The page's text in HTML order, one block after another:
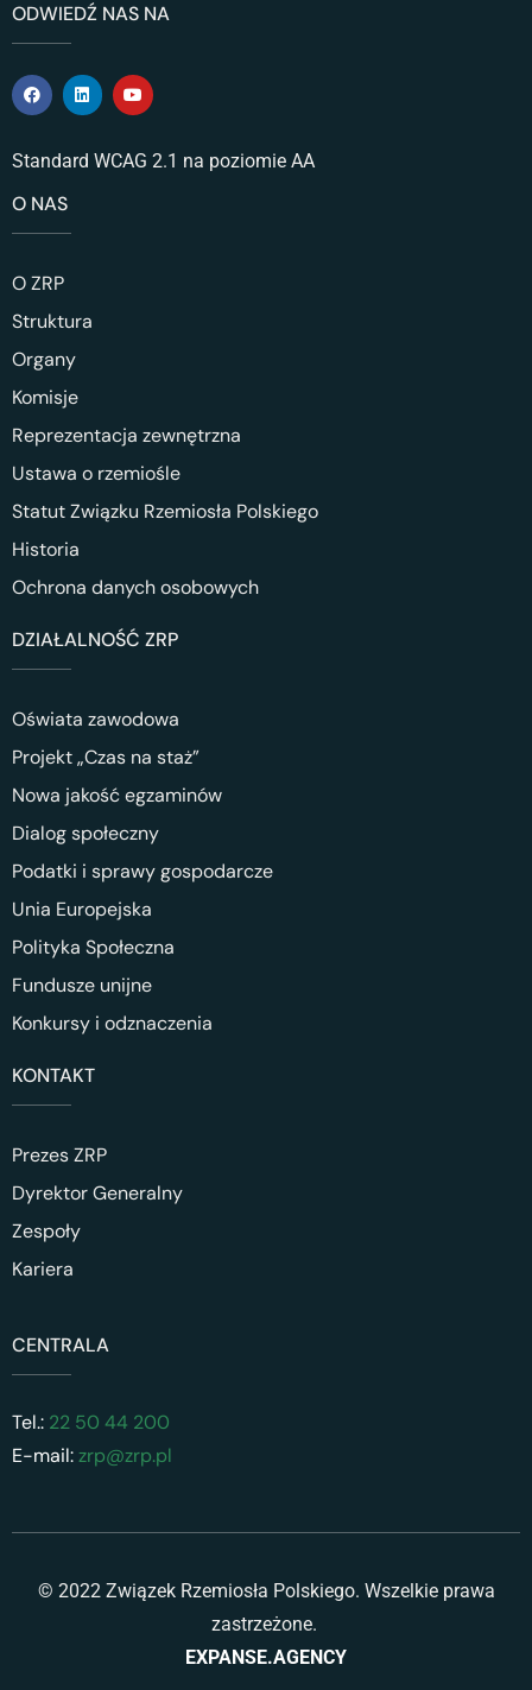
ODWIEDŹ NAS NA
Standard WCAG 2.1 na poziomie AA
O NAS
O ZRP
Struktura
Organy
Komisje
Reprezentacja zewnętrzna
Ustawa o rzemiośle
Statut Związku Rzemiosła Polskiego
Historia
Ochrona danych osobowych
DZIAŁALNOŚĆ ZRP
Oświata zawodowa
Projekt „Czas na staż”
Nowa jakość egzaminów
Dialog społeczny
Podatki i sprawy gospodarcze
Unia Europejska
Polityka Społeczna
Fundusze unijne
Konkursy i odznaczenia
KONTAKT
Prezes ZRP
Dyrektor Generalny
Zespoły
Kariera
CENTRALA
Tel.: 22 50 44 200
E-mail:zrp@zrp.pl
© 2022 Związek Rzemiosła Polskiego. Wszelkie prawa
zastrzeżone.
EXPANSE.AGENCY